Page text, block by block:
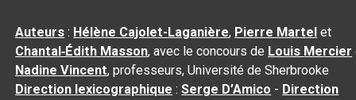
Auteurs : Hélène Cajolet-Laganière, Pierre Martel et
Chantal‑Édith Masson, avec le concours de Louis Mercier
Nadine Vincent, professeurs, Université de Sherbrooke
Direction lexicographique :Serge D’Amico - Direction